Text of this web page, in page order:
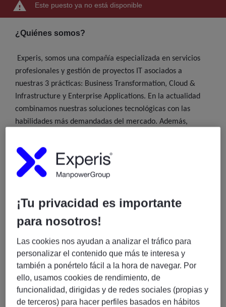
Este puesto ya no está disponible
¿Quiénes somos?
Experis, somos una compañía especializada en servicios
profesionales y gestión de proyectos IT asociados a
nuestras 3 prácticas: Business Transformation, Cloud &
Infrastructure y Enterprise Applications. En la actualidad
combinamos nuestras soluciones tecnológicas con las
habilidades más demandadas del mercado. Además,
líneas de servicio antes mencionadas. Contamos con una
plantilla de más de 1.800 profesionales especializados en IT
en España y presencia internacional en 54 países.
En Experis buscamos un/a
Perfil que necesitamos:
Experiencia demostrable en PKI
, firma electrónica y
criptografía.
¡Tu privacidad es importante
para nosotros!
Las cookies nos ayudan a analizar el tráfico para
personalizar el contenido que más te interesa y
también a ponértelo fácil a la hora de navegar. Por
ello, usamos cookies de rendimiento, de
funcionalidad, dirigidas y de redes sociales (propias y
de terceros) para hacer perfiles basados en hábitos